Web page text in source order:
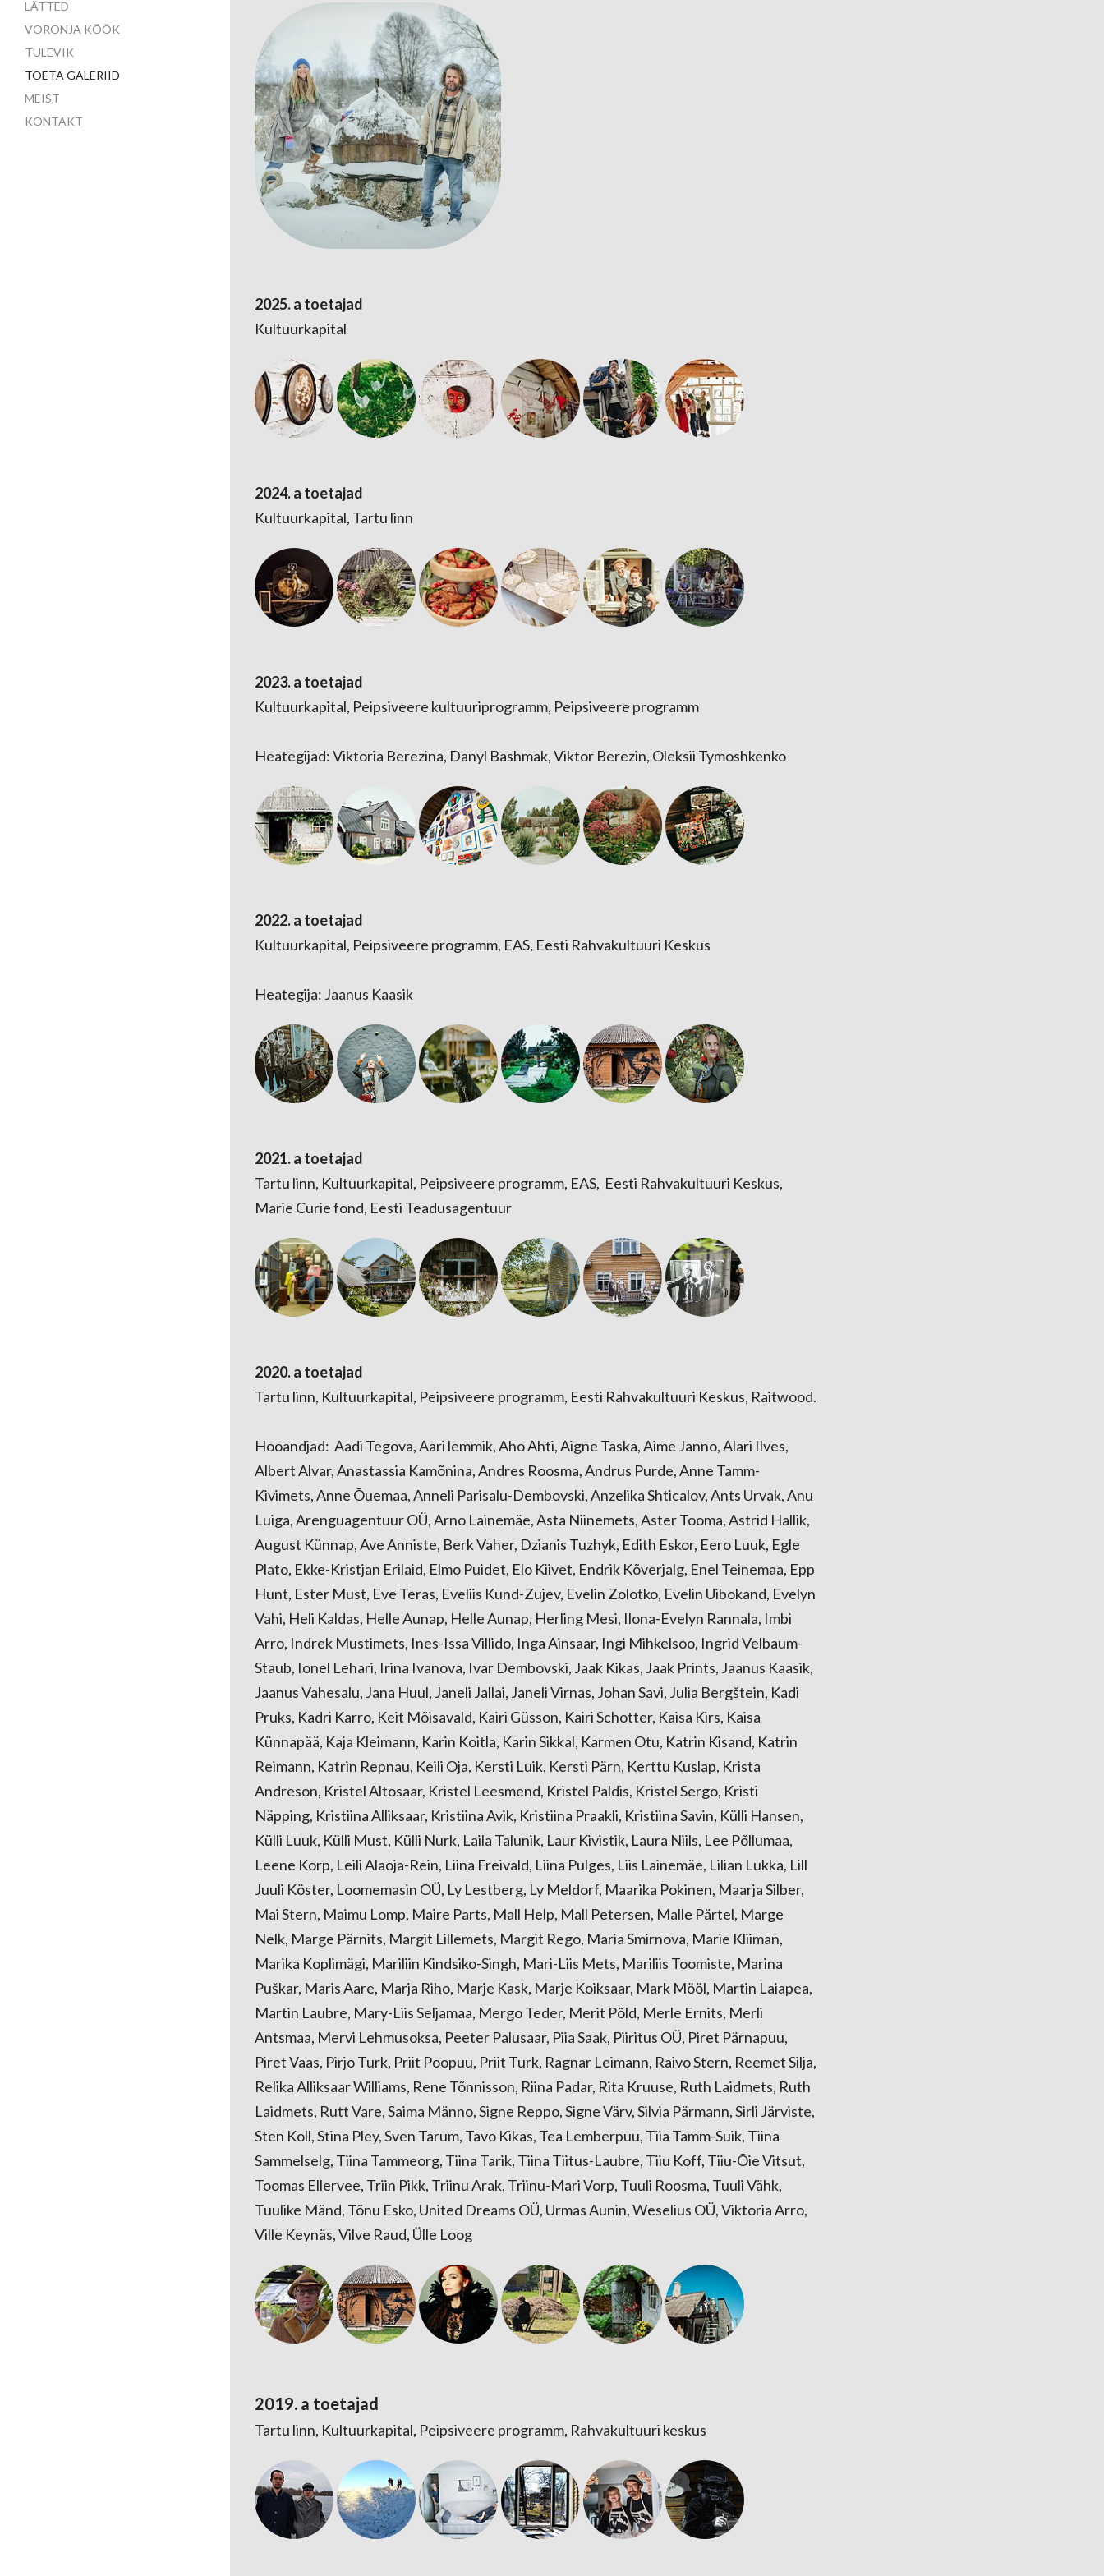
LÄTTED
VORONJA KÖÖK
TULEVIK
TOETA GALERIID
MEIST
KONTAKT
2025. a toetajad
Kultuurkapital
2024. a toetajad
Kultuurkapital, Tartu linn
2023. a toetajad
Kultuurkapital, Peipsiveere kultuuriprogramm, Peipsiveere programm
Heategijad: Viktoria Berezina, Danyl Bashmak, Viktor Berezin, Oleksii Tymoshkenko
2022. a toetajad
Kultuurkapital, Peipsiveere programm, EAS, Eesti Rahvakultuuri Keskus
Heategija: Jaanus Kaasik
2021. a toetajad
Tartu linn, Kultuurkapital, Peipsiveere programm, EAS, Eesti Rahvakultuuri Keskus,
Marie Curie fond, Eesti Teadusagentuur
2020. a toetajad
Tartu linn, Kultuurkapital, Peipsiveere programm, Eesti Rahvakultuuri Keskus, Raitwood.
Hooandjad: Aadi Tegova, Aari lemmik, Aho Ahti, Aigne Taska, Aime Janno, Alari Ilves,
Albert Alvar, Anastassia Kamõnina, Andres Roosma, Andrus Purde, Anne Tamm-
Kivimets, Anne Õuemaa, Anneli Parisalu-Dembovski, Anzelika Shticalov, Ants Urvak, Anu
Luiga, Arenguagentuur OÜ, Arno Lainemäe, Asta Niinemets, Aster Tooma, Astrid Hallik,
August Künnap, Ave Anniste, Berk Vaher, Dzianis Tuzhyk, Edith Eskor, Eero Luuk, Egle
Plato, Ekke-Kristjan Erilaid, Elmo Puidet, Elo Kiivet, Endrik Kõverjalg, Enel Teinemaa, Epp
Hunt, Ester Must, Eve Teras, Eveliis Kund-Zujev, Evelin Zolotko, Evelin Uibokand, Evelyn
Vahi, Heli Kaldas, Helle Aunap, Helle Aunap, Herling Mesi, Ilona-Evelyn Rannala, Imbi
Arro, Indrek Mustimets, Ines-Issa Villido, Inga Ainsaar, Ingi Mihkelsoo, Ingrid Velbaum-
Staub, Ionel Lehari, Irina Ivanova, Ivar Dembovski, Jaak Kikas, Jaak Prints, Jaanus Kaasik,
Jaanus Vahesalu, Jana Huul, Janeli Jallai, Janeli Virnas, Johan Savi, Julia Bergštein, Kadi
Pruks, Kadri Karro, Keit Mõisavald, Kairi Güsson, Kairi Schotter, Kaisa Kirs, Kaisa
Künnapää, Kaja Kleimann, Karin Koitla, Karin Sikkal, Karmen Otu, Katrin Kisand, Katrin
Reimann, Katrin Repnau, Keili Oja, Kersti Luik, Kersti Pärn, Kerttu Kuslap, Krista
Andreson, Kristel Altosaar, Kristel Leesmend, Kristel Paldis, Kristel Sergo, Kristi
Näpping, Kristiina Alliksaar, Kristiina Avik, Kristiina Praakli, Kristiina Savin, Külli Hansen,
Külli Luuk, Külli Must, Külli Nurk, Laila Talunik, Laur Kivistik, Laura Niils, Lee Põllumaa,
Leene Korp, Leili Alaoja-Rein, Liina Freivald, Liina Pulges, Liis Lainemäe, Lilian Lukka, Lill
Juuli Köster, Loomemasin OÜ, Ly Lestberg, Ly Meldorf, Maarika Pokinen, Maarja Silber,
Mai Stern, Maimu Lomp, Maire Parts, Mall Help, Mall Petersen, Malle Pärtel, Marge
Nelk, Marge Pärnits, Margit Lillemets, Margit Rego, Maria Smirnova, Marie Kliiman,
Marika Koplimägi, Mariliin Kindsiko-Singh, Mari-Liis Mets, Mariliis Toomiste, Marina
Puškar, Maris Aare, Marja Riho, Marje Kask, Marje Koiksaar, Mark Mööl, Martin Laiapea,
Martin Laubre, Mary-Liis Seljamaa, Mergo Teder, Merit Põld, Merle Ernits, Merli
Antsmaa, Mervi Lehmusoksa, Peeter Palusaar, Piia Saak, Piiritus OÜ, Piret Pärnapuu,
Piret Vaas, Pirjo Turk, Priit Poopuu, Priit Turk, Ragnar Leimann, Raivo Stern, Reemet Silja,
Relika Alliksaar Williams, Rene Tõnnisson, Riina Padar, Rita Kruuse, Ruth Laidmets, Ruth
Laidmets, Rutt Vare, Saima Männo, Signe Reppo, Signe Värv, Silvia Pärmann, Sirli Järviste,
Sten Koll, Stina Pley, Sven Tarum, Tavo Kikas, Tea Lemberpuu, Tiia Tamm-Suik, Tiina
Sammelselg, Tiina Tammeorg, Tiina Tarik, Tiina Tiitus-Laubre, Tiiu Koff, Tiiu-Õie Vitsut,
Toomas Ellervee, Triin Pikk, Triinu Arak, Triinu-Mari Vorp, Tuuli Roosma, Tuuli Vähk,
Tuulike Mänd, Tõnu Esko, United Dreams OÜ, Urmas Aunin, Weselius OÜ, Viktoria Arro,
Ville Keynäs, Vilve Raud, Ülle Loog
2019. a toetajad
Tartu linn, Kultuurkapital, Peipsiveere programm, Rahvakultuuri keskus